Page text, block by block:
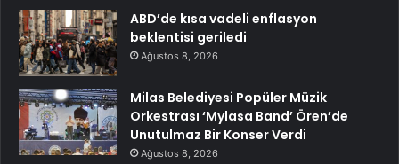
ABD’de kısa vadeli enflasyon
beklentisi geriledi
Ağustos 8, 2026
Milas Belediyesi Popüler Müzik
Orkestrası ‘Mylasa Band’ Ören’de
Unutulmaz Bir Konser Verdi
Ağustos 8, 2026